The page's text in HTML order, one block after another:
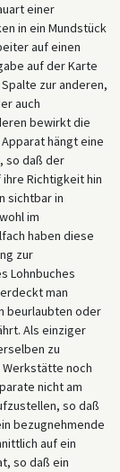
einer
in ein Mundstück
auf einen
auf der Karte
zur anderen,
auch
bewirkt die
hängt eine
so daß der
Richtigkeit hin
sichtbar in
im
haben diese
zur
Lohnbuches
man
beurlaubten oder
Als einziger
zu
noch
nicht am
so daß
bezugnehmende
auf ein
so daß ein